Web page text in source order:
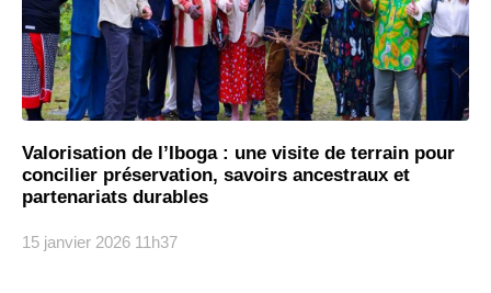
Valorisation de l’Iboga : une visite de terrain pour
concilier préservation, savoirs ancestraux et
partenariats durables
15 janvier 2026 11h37